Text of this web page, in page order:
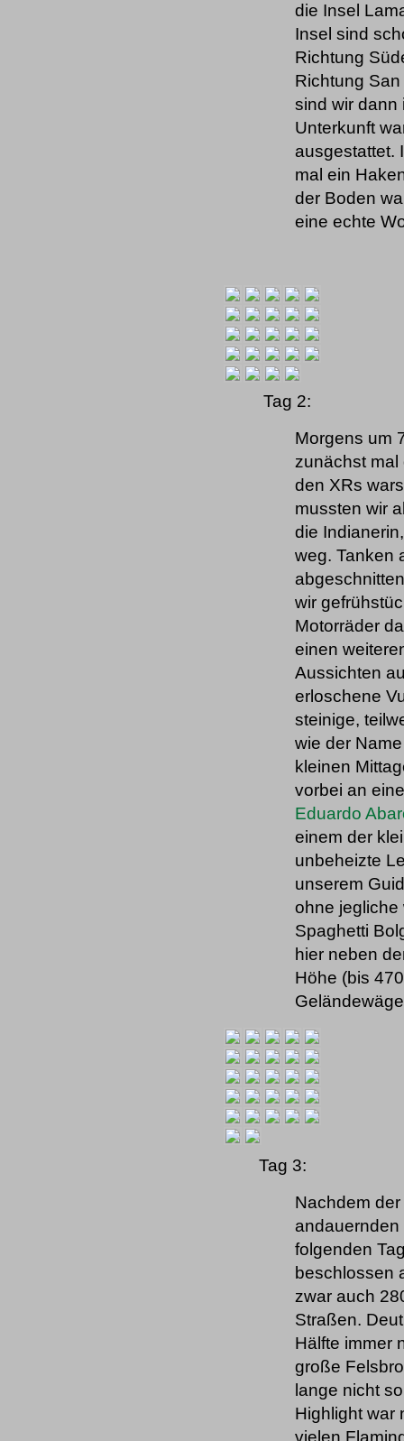
die Insel
Insel sind
Richtung
Richtung
sind wir dann
Unterkunft
ausgestattet.
mal ein
der Boden
eine echte
Tag 2:
Morgens um
zunächst
den XRs
mussten wir
die
weg. Tanken
wir
Motorräder
einen
Aussichten
erloschene
steinige,
wie der
kleinen
vorbei an
Eduardo
einem der
unbeheizte
unserem
ohne jegliche
Spaghetti
hier neben
Höhe (bis
Tag 3:
Nachdem
andauernden
folgenden
beschlossen
zwar auch
Straßen.
Hälfte immer
große
lange nicht
Highlight war
vielen